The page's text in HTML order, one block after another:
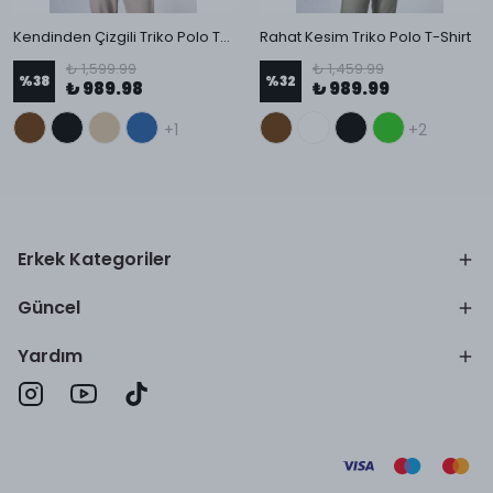
Kendinden Çizgili Triko Polo T-Shirt
%38
₺ 1,599.99
₺ 989.98
+1
Rahat Kesim Triko Polo T-Shirt
%32
₺ 1,459.99
₺ 989.99
+2
Erkek Kategoriler
Güncel
Yardım